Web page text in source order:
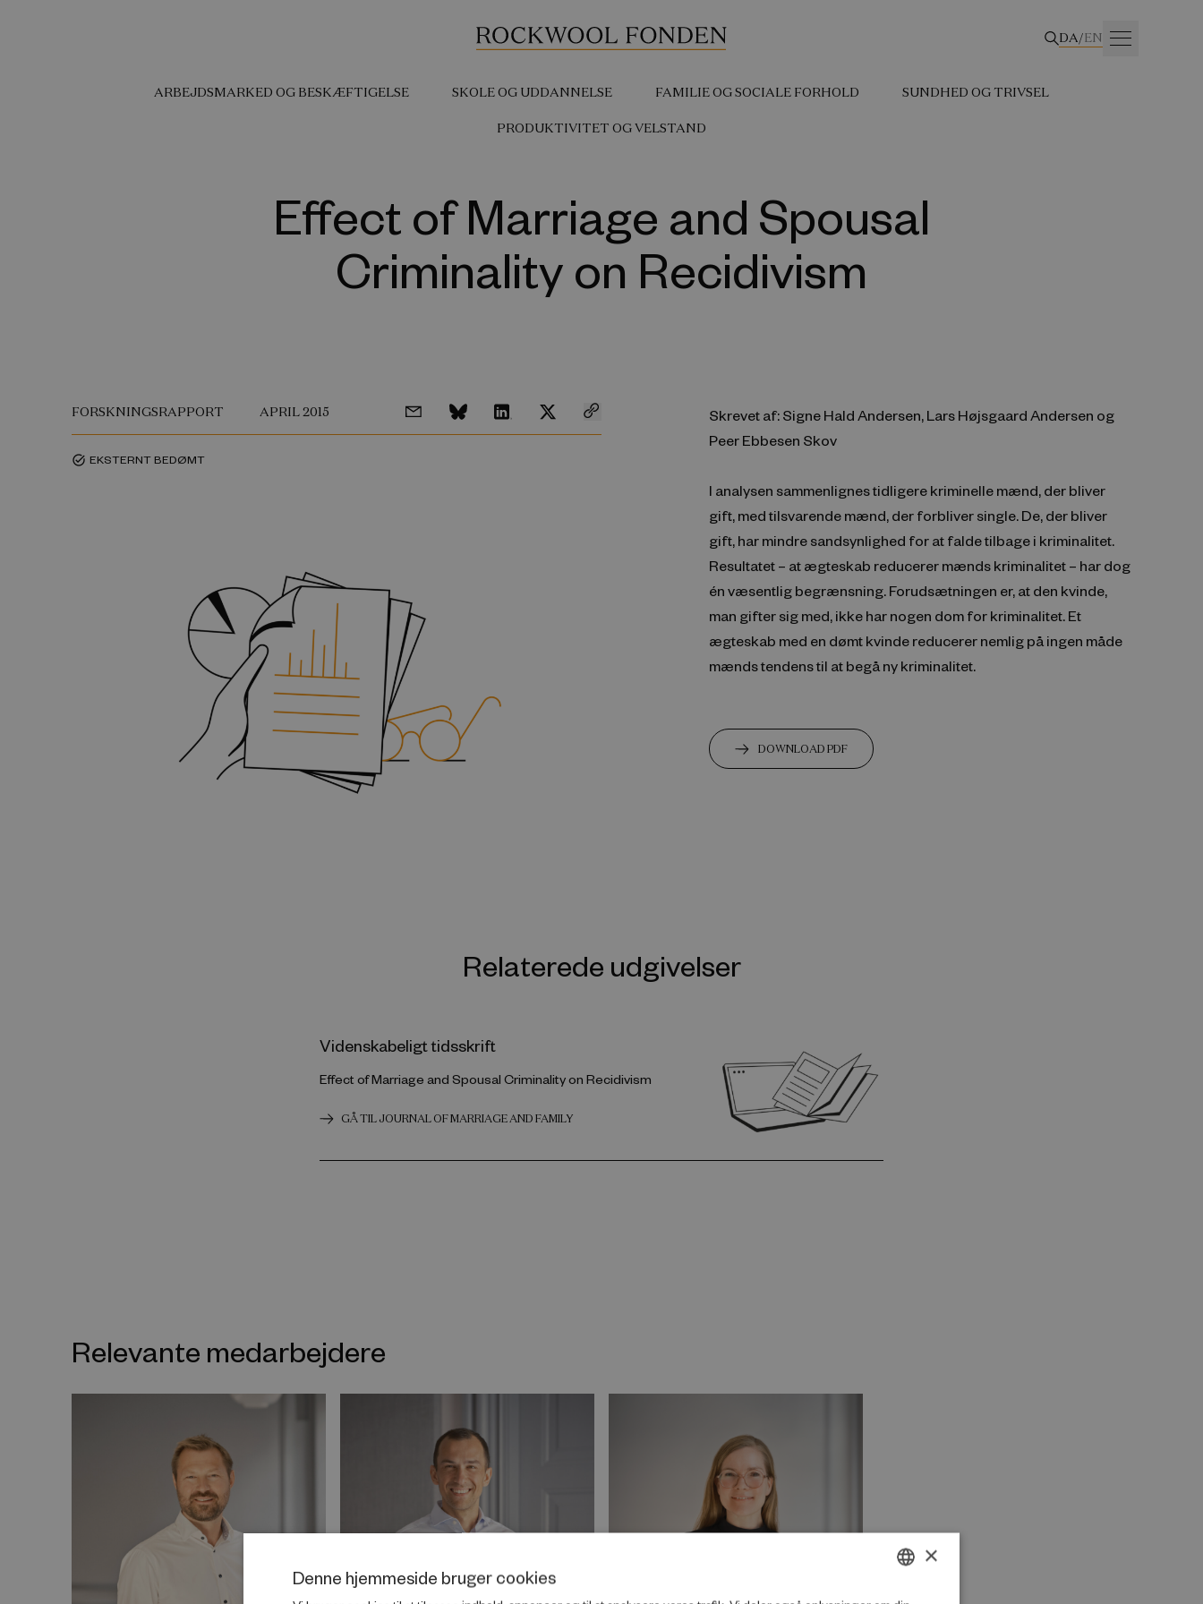
DA/EN
ARBEJDSMARKED OG BESKÆFTIGELSE SKOLE OG UDDANNELSE FAMILIE OG SOCIALE FORHOLD SUNDHED OG TRIVSEL
PRODUKTIVITET OG VELSTAND
Effect of Marriage and Spousal
Criminality on Recidivism
FORSKNINGSRAPPORT APRIL 2015
task_alt EKSTERNT BEDØMT
Skrevet af: Signe Hald Andersen, Lars Højsgaard Andersen og
Peer Ebbesen Skov
I analysen sammenlignes tidligere kriminelle mænd, der bliver
gift, med tilsvarende mænd, der forbliver single. De, der bliver
gift, har mindre sandsynlighed for at falde tilbage i kriminalitet.
Resultatet – at ægteskab reducerer mænds kriminalitet – har dog
én væsentlig begrænsning. Forudsætningen er, at den kvinde,
man gifter sig med, ikke har nogen dom for kriminalitet. Et
ægteskab med en dømt kvinde reducerer nemlig på ingen måde
mænds tendens til at begå ny kriminalitet.
DOWNLOAD PDF
Relaterede udgivelser
Videnskabeligt tidsskrift
Effect of Marriage and Spousal Criminality on Recidivism
GÅ TIL JOURNAL OF MARRIAGE AND FAMILY
Relevante medarbejdere
×
Denne hjemmeside bruger cookies